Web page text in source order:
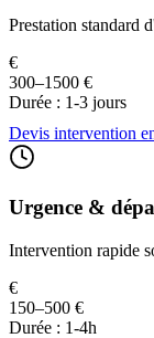
Prestation standard
€
300–1500 €
Durée : 1-3 jours
Devis intervention
Urgence &
Intervention rapide
€
150–500 €
Durée : 1-4h